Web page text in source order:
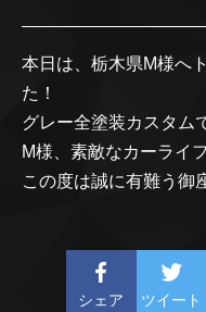
本日は、栃木県M様へ
た！
グレー全塗装カスタ
M様、素敵なカーライ
この度は誠に有難う御
シェア ツイート